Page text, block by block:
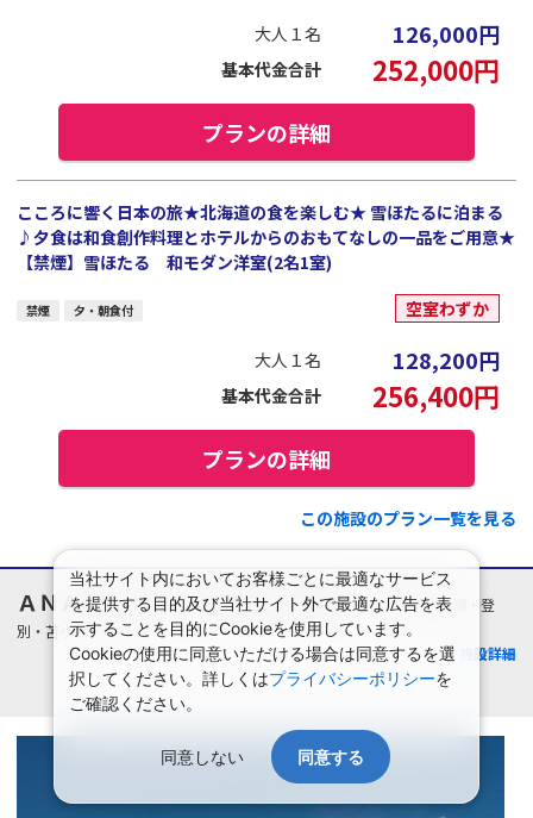
大人１名 126,000円
基本代金合計 252,000円
プランの詳細
こころに響く日本の旅★北海道の食を楽しむ★ 雪ほたるに泊まる
♪夕食は和食創作料理とホテルからのおもてなしの一品をご用意★
【禁煙】雪ほたる 和モダン洋室(2名1室)
禁煙 夕・朝食付 空室わずか
大人１名 128,200円
基本代金合計 256,400円
プランの詳細
この施設のプラン一覧を見る
ＡＮＡクラウンプラザホテル千歳
北海道/洞爺湖・登
別・苫小牧・千歳
施設詳細
当社サイト内においてお客様ごとに最適なサービス
を提供する目的及び当社サイト外で最適な広告を表
示することを目的にCookieを使用しています。
Cookieの使用に同意いただける場合は同意するを選
択してください。詳しくはプライバシーポリシーを
ご確認ください。
同意しない 同意する